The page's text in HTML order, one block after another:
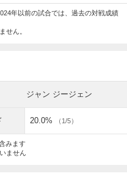
年以前の試合では、過去の対戦成績
せん。
ジャン ジージェン
20.0% （1/5）
みます
ません